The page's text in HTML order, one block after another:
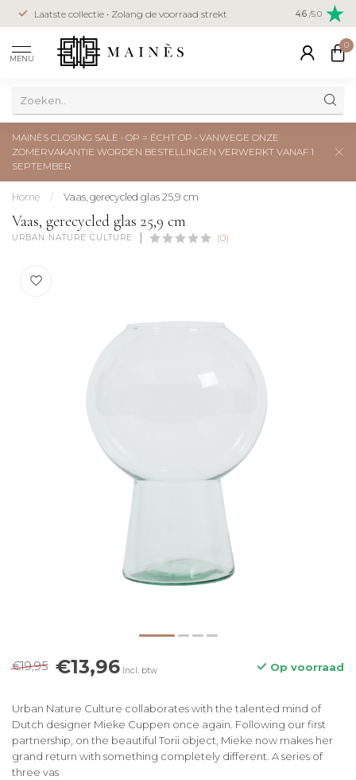
Laatste collectie • Zolang de voorraad strekt Veilig
creditcard
4.6 /5.0
MENU
0
MAINÈS CLOSING SALE • OP = ÉCHT OP • VANWEGE ONZE
ZOMERVAKANTIE WORDEN BESTELLINGEN VERWERKT VANAF 1
SEPTEMBER
Home / Vaas, gerecycled glas 25,9 cm
Vaas, gerecycled glas 25,9 cm
URBAN NATURE CULTURE (0)
€19,95 €13,96 Incl. btw Op voorraad
Urban Nature Culture collaborates with the talented mind of
Dutch designer Mieke Cuppen once again. Following our first
partnership, on the beautiful Torii object, Mieke now makes her
grand return with something completely different. A series of
three vas